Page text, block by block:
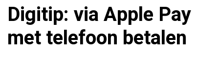
Digitip: via Apple Pay
met telefoon betalen